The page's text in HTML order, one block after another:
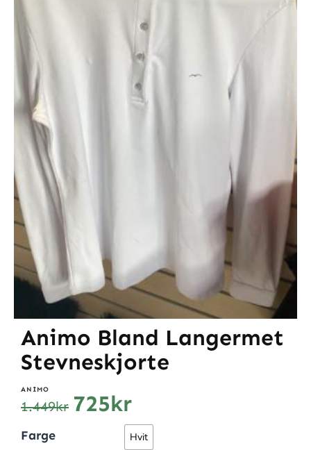
Animo Bland Langermet
Stevneskjorte
ANIMO
1.449kr 725kr
Farge Hvit